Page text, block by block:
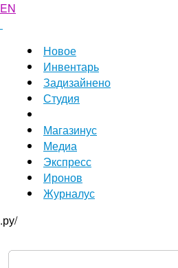
EN
Новое
Инвентарь
Задизайнено
Студия
Магазинус
Медиа
Экспресс
Иронов
Журналус
.ру/